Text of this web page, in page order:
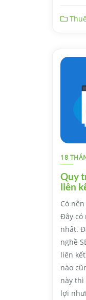
18
Quy
liên
Có
Đây có
nhất.
nghề
liên
nào
này thì
lợi